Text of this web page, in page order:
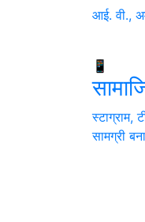
आई. वी.,
📱
सामग्री